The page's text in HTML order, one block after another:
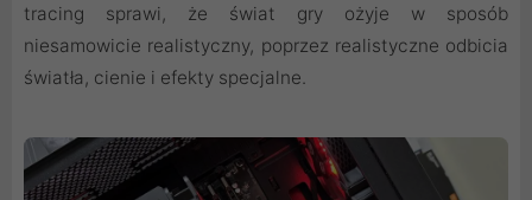
tracing sprawi, że świat gry ożyje w sposób
niesamowicie realistyczny, poprzez realistyczne odbicia
światła, cienie i efekty specjalne.